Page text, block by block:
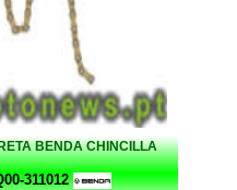
BENDA CHINCILLA
311012